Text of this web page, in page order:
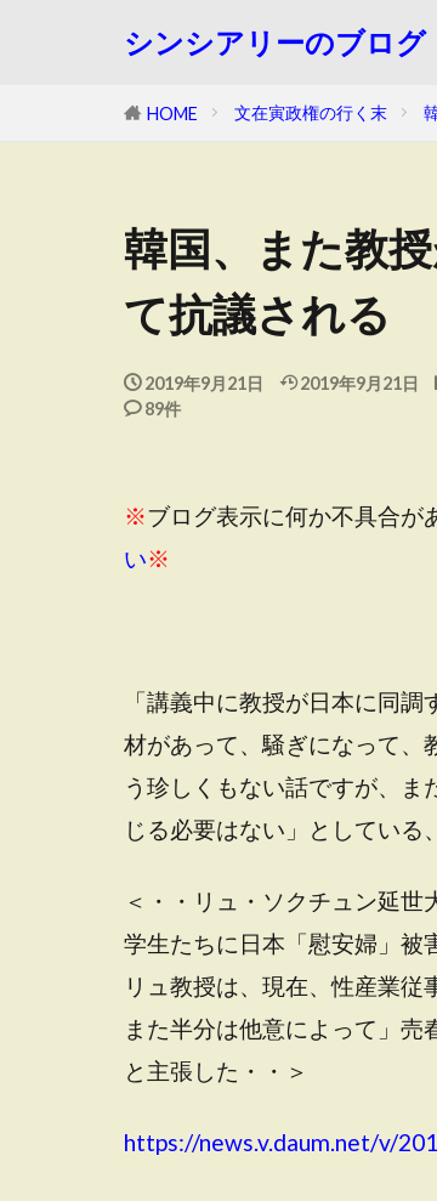
シンシアリーのブログ
HOME 文在寅政権の行く末
韓国、また教
て抗議される
2019年9月21日 2019年9月21日
89件
※ブログ表示に何か不具合が
い※
「講義中に教授が日本に同
材があって、騒ぎになって、
う珍しくもない話ですが、
じる必要はない」としている
＜・・リュ・ソクチュン延
学生たちに日本「慰安婦」被
リュ教授は、現在、性産業従
また半分は他意によって」売
と主張した・・＞
https://news.v.daum.net/v/